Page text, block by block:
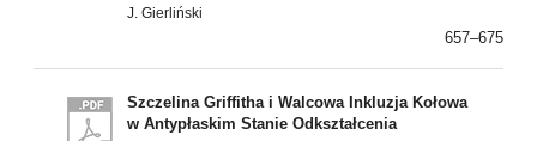
J. Gierliński
657–675
Szczelina Griffitha i Walcowa Inkluzja Kołowa
w Antypłaskim Stanie Odkształcenia